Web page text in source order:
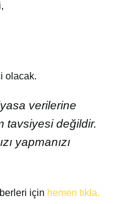
olacak.
verilerine
tavsiyesi değildir.
yapmanızı
için hemen tıkla.